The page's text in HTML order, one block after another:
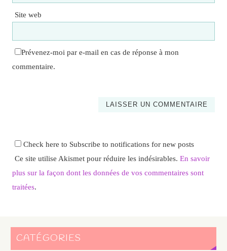
Site web
Prévenez-moi par e-mail en cas de réponse à mon
commentaire.
Check here to Subscribe to notifications for new posts
Ce site utilise Akismet pour réduire les indésirables. En savoir
plus sur la façon dont les données de vos commentaires sont
traitées.
CATÉGORIES